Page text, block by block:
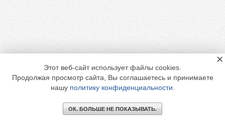
Этот веб-сайт использует файлы cookies.
Продолжая просмотр сайта, Вы соглашаетесь и принимаете
нашу политику конфиденциальности
ОК. БОЛЬШЕ НЕ ПОКАЗЫВАТЬ.
×